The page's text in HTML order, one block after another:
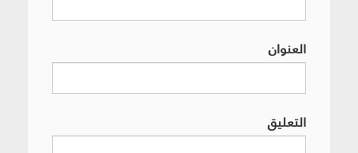
العنوان
التعليق